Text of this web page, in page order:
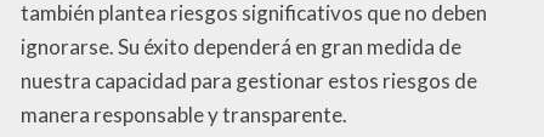
también plantea riesgos significativos que no deben
ignorarse. Su éxito dependerá en gran medida de
nuestra capacidad para gestionar estos riesgos de
manera responsable y transparente.